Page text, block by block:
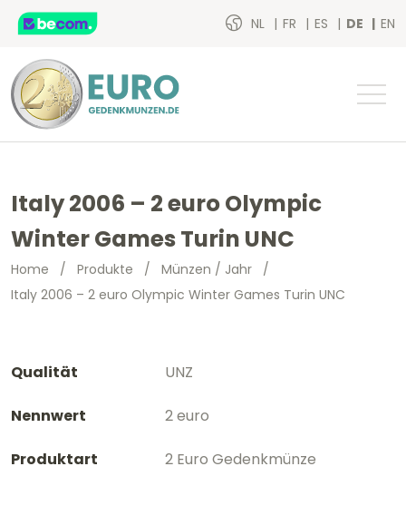
NL FR ES DE EN
Italy 2006 – 2 euro Olympic
Winter Games Turin UNC
Home / Produkte / Münzen / Jahr /
Italy 2006 – 2 euro Olympic Winter Games Turin UNC
Qualität UNZ
Nennwert 2 euro
Produktart 2 Euro Gedenkmünze